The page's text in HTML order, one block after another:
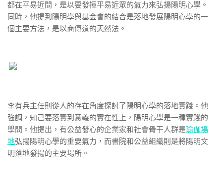
都在平易近間，是以要發揮平易近眾的氣力來弘揚陽明心學。
同時，他提到陽明學與基金會的結合是落地發展陽明心學的一
個主要方法，是以商傳道的天然法。
李有兵主任則從人的存在角度探討了陽明心學的落地實踐。他
強調，知己要落實到意義的實在性上，陽明心學是一種實踐的
學問。他提出，有公益發心的企業家和社會骨干人群是瑜伽場
地弘揚陽明心學的重要氣力，而書院和公益組織則是將陽明文
明落地發揚的主要場所。